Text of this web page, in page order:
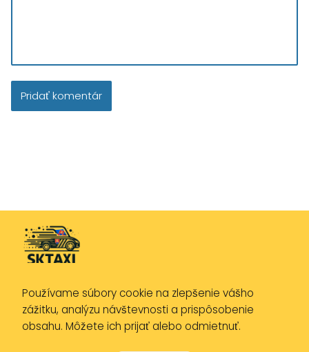
Zásady ochrany osobných údajov
Zásady používania cookies
Používame súbory cookie na zlepšenie vášho
zážitku, analýzu návštevnosti a prispôsobenie
obsahu. Môžete ich prijať alebo odmietnuť.